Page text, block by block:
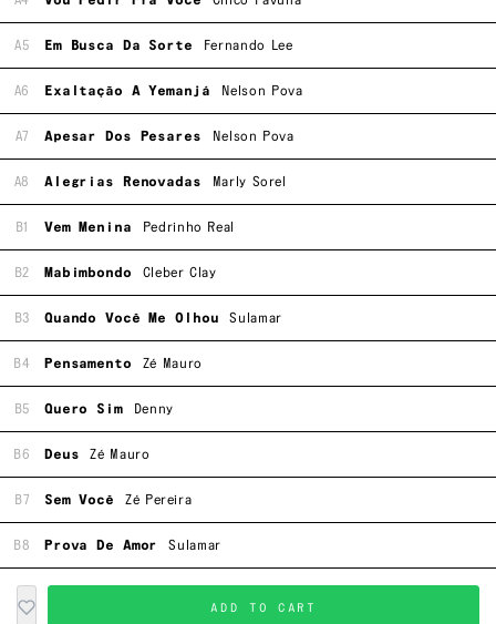
A5 Em Busca Da Sorte Fernando Lee
A6 Exaltação A Yemanjá Nelson Pova
A7 Apesar Dos Pesares Nelson Pova
A8 Alegrias Renovadas Marly Sorel
B1 Vem Menina Pedrinho Real
B2 Mabimbondo Cleber Clay
B3 Quando Você Me Olhou Sulamar
B4 Pensamento Zé Mauro
B5 Quero Sim Denny
B6 Deus Zé Mauro
B7 Sem Você Zé Pereira
B8 Prova De Amor Sulamar
ADD TO CART